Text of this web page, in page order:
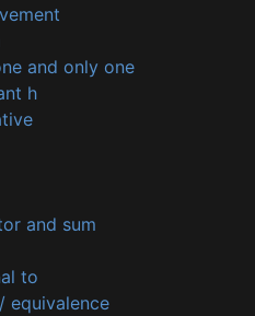
and only one
h
and sum
to
equivalence